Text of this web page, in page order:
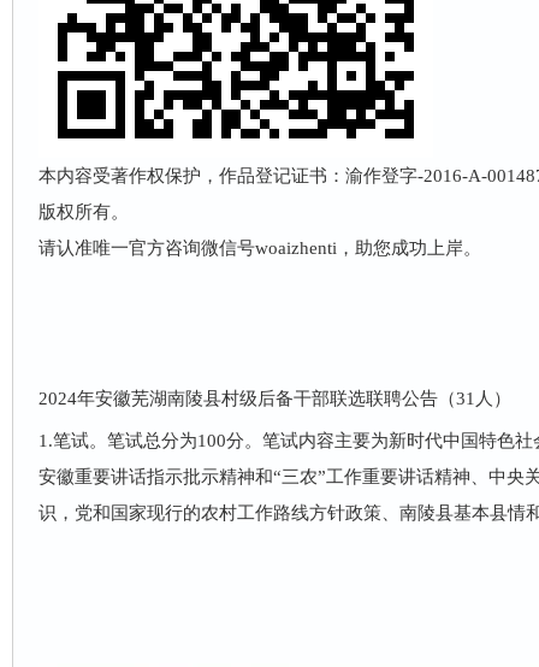
本内容受著作权保护，作品登记证书：渝作登字-2016-A-
版权所有。
请认准唯一官方咨询微信号woaizhenti，助您成功上岸。
2024年安徽芜湖南陵县村级后备干部联选联聘公告（31人）
1.笔试。笔试总分为100分。笔试内容主要为新时代中国特色
安徽重要讲话指示批示精神和“三农”工作重要讲话精神、中央
识，党和国家现行的农村工作路线方针政策、南陵县基本县情